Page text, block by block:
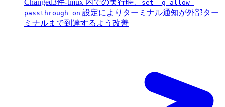
Changed3件-tmux 内での実行時、
set -g allow-
passthrough on 設定によりターミナル通知が外部ター
ミナルまで到達するよう改善